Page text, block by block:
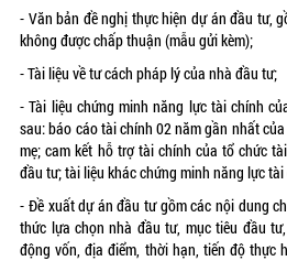
- Văn bản đề nghị thực hiện dự án đầu tư,
không được chấp thuận (mẫu gửi kèm);
- Tài liệu về tư cách pháp lý của nhà đầu tư;
- Tài liệu chứng minh năng lực tài chính
sau: báo cáo tài chính 02 năm gần nhất
mẹ; cam kết hỗ trợ tài chính của tổ chức
đầu tư; tài liệu khác chứng minh năng lực
- Đề xuất dự án đầu tư gồm các nội dung
thức lựa chọn nhà đầu tư, mục tiêu đầu
động vốn, địa điểm, thời hạn, tiến độ thực